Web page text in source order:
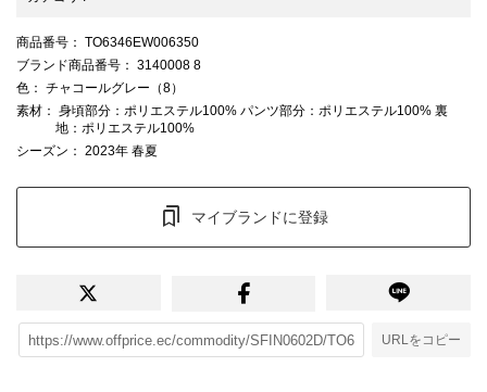
商品番号 ： TO6346EW006350
ブランド商品番号 ： 3140008 8
色 ： チャコールグレー（8）
素材 ： 身頃部分：ポリエステル100% パンツ部分：ポリエステル100% 裏
地：ポリエステル100%
シーズン ： 2023年 春夏
マイブランドに登録
URLをコピー